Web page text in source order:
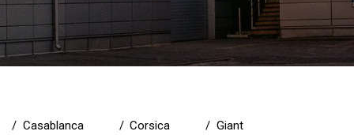
/ Casablanca / Corsica / Giant